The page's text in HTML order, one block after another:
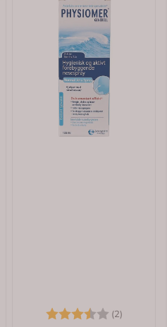
5 muligeKarakter: (2)